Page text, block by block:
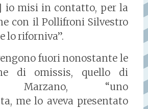
io misi in contatto, per la
con il Pollifroni Silvestro
lo riforniva”.
fuori nonostante le
di omissis, quello di
Marzano, “uno
me lo aveva presentato